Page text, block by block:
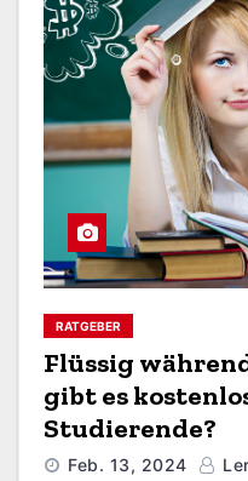
RATGEBER
Flüssig
gibt es
Studierende?
Feb. 13, 2024